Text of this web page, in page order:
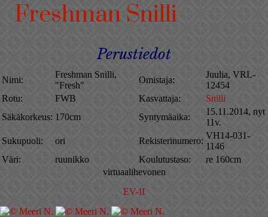
Freshman Snilli
Perustiedot
Nimi:
Freshman Snilli,
"Fresh"
Omistaja:
Juulia, VRL-
12454
Rotu:
FWB Kasvattaja:
Snilli
Säkäkorkeus: 170cm Syntymäaika:
15.11.2014, nyt
11v.
Sukupuoli:
ori Rekisterinumero:
VH14-031-
1146
Väri:
ruunikko Koulutustaso:
re 160cm
virtuaalihevonen
EV-II